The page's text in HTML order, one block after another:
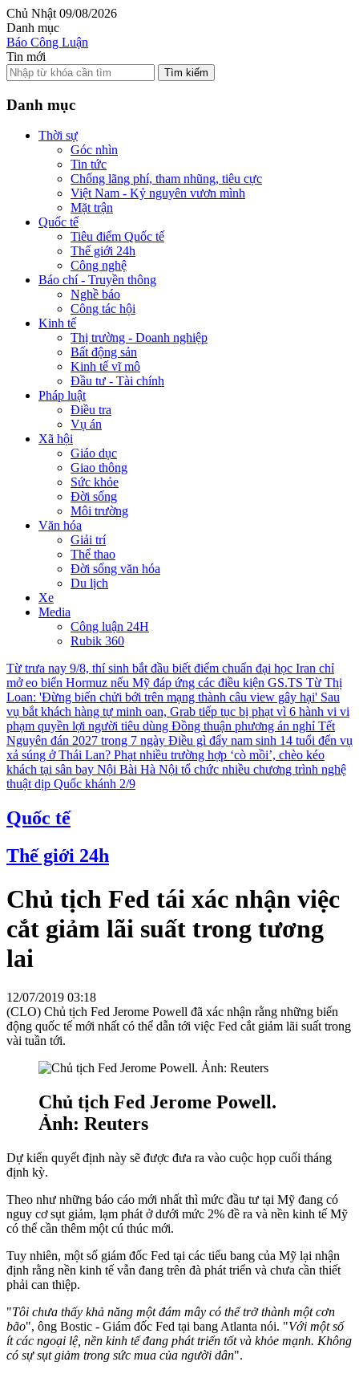
Chủ Nhật 09/08/2026
Danh mục
Báo Công Luận
Tin mới
Tìm kiếm
Danh mục
Thời sự
Góc nhìn
Tin tức
Chống lãng phí, tham nhũng, tiêu cực
Việt Nam - Kỷ nguyên vươn mình
Mặt trận
Quốc tế
Tiêu điểm Quốc tế
Thế giới 24h
Công nghệ
Báo chí - Truyền thông
Nghề báo
Công tác hội
Kinh tế
Thị trường - Doanh nghiệp
Bất động sản
Kinh tế vĩ mô
Đầu tư - Tài chính
Pháp luật
Điều tra
Vụ án
Xã hội
Giáo dục
Giao thông
Sức khỏe
Đời sống
Môi trường
Văn hóa
Giải trí
Thể thao
Đời sống văn hóa
Du lịch
Xe
Media
Công luận 24H
Rubik 360
Từ trưa nay 9/8, thí sinh bắt đầu biết điểm chuẩn đại học Iran chỉ
mở eo biển Hormuz nếu Mỹ đáp ứng các điều kiện GS.TS Từ Thị
Loan: 'Đừng biến chửi bới trên mạng thành câu view gây hại' Sau
vụ bắt khách hàng tự minh oan, Grab tiếp tục bị phạt vì 6 hành vi vi
phạm quyền lợi người tiêu dùng Đồng thuận phương án nghỉ Tết
Nguyên đán 2027 trong 7 ngày Điều gì đẩy nam sinh 14 tuổi đến vụ
xả súng ở Thái Lan? Phạt nhiều trường hợp ‘cò mồi’, chèo kéo
khách tại sân bay Nội Bài Hà Nội tổ chức nhiều chương trình nghệ
thuật dịp Quốc khánh 2/9
Quốc tế
Thế giới 24h
Chủ tịch Fed tái xác nhận việc
cắt giảm lãi suất trong tương
lai
12/07/2019 03:18
(CLO) Chủ tịch Fed Jerome Powell đã xác nhận rằng những biến
động quốc tế mới nhất có thể dẫn tới việc Fed cắt giảm lãi suất trong
vài tuần tới.
Chủ tịch Fed Jerome Powell.
Ảnh: Reuters
Dự kiến quyết định này sẽ được đưa ra vào cuộc họp cuối tháng
định kỳ.
Theo như những báo cáo mới nhất thì mức đầu tư tại Mỹ đang có
nguy cơ sụt giảm, lạm phát ở dưới mức 2% đề ra và nền kinh tế Mỹ
có thể cần thêm một cú thúc mới.
Tuy nhiên, một số giám đốc Fed tại các tiểu bang của Mỹ lại nhận
định rằng nền kinh tế vẫn đang trên đà phát triển và chưa cần thiết
phải can thiệp.
"Tôi chưa thấy khả năng một đám mây có thể trở thành một cơn
bão", ông Bostic - Giám đốc Fed tại bang Atlanta nói. "Với một số
ít các ngoại lệ, nền kinh tế đang phát triển tốt và khỏe mạnh. Không
có sự sụt giảm trong sức mua của người dân".